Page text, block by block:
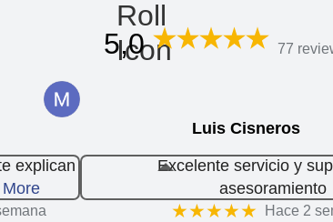
5,0 77
explican
Luis Cisneros
Excelente servicio y
asesoramiento
★★★★★ Hace 2